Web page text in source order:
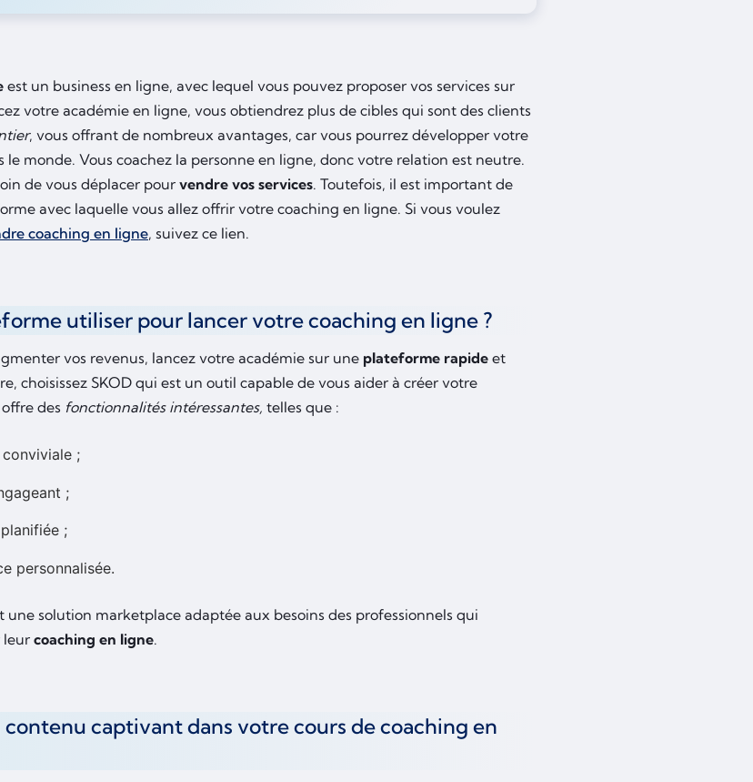
est un business en ligne, avec lequel vous pouvez proposer vos services sur
votre académie en ligne, vous obtiendrez plus de cibles qui sont des clients
, vous offrant de nombreux avantages, car vous pourrez développer votre
monde. Vous coachez la personne en ligne, donc votre relation est neutre.
de vous déplacer pourvendre vos services. Toutefois, il est important de
avec laquelle vous allez offrir votre coaching en ligne. Si vous voulez
coaching en ligne, suivez ce lien.
utiliser pour lancer votre coaching en ligne ?
vos revenus, lancez votre académie sur une plateforme rapide et
choisissez SKOD qui est un outil capable de vous aider à créer votre
des fonctionnalités intéressantes, telles que :
;
;
;
personnalisée.
solution marketplace adaptée aux besoins des professionnels qui
leur coaching en ligne.
contenu captivant dans votre cours de coaching en